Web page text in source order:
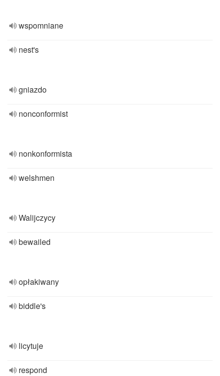
wspomniane
nest's
gniazdo
nonconformist
nonkonformista
welshmen
Walijczycy
bewailed
opłakiwany
biddle's
licytuje
respond